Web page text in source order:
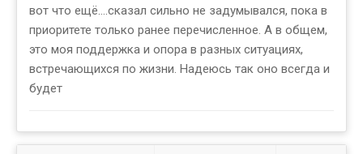
вот что ещё....сказал сильно не задумывался, пока в
приоритете только ранее перечисленное. А в общем,
это моя поддержка и опора в разных ситуациях,
встречающихся по жизни. Надеюсь так оно всегда и
будет